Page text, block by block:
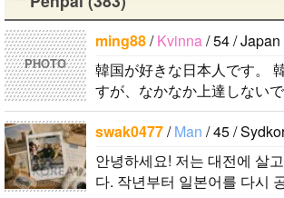
ンヒョンで
す。 彼らの
ことたくさん
知りたいで
す。..
す。 出身地
は済州島で
す。 日本の
ことは高校生
の時から興味
を持ちまし
た。 日本の
好きなところ
は文化や食べ
니다 일본의
비슷한 연령
의 친구들과
친해지고 싶
어요 일본에
가면 좋은 곳
면 감사하겠
습니다 반대
す。今日
を勉強してい
ます。。
から日本
友達を作り
いです。
しくおねがい
します..
ddung_e/Ma
n/ 29 / Sydko
rea
日本の文化や
日常に興味が
あったので、
ペンパルを始
PHOTO
ming88/Kvinna/ 54 / Japan
韓国が好きな日本人です。
すが、なかなか上達しない
する機会もないので、メッ
語を教えてもらいながら仲良
swak0477/Man / 45 /
안녕하세요! 저는 대전에 살
다. 작년부터 일본어를 다시